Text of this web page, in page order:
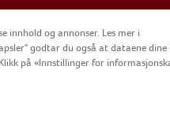
innhold og annonser. Les mer i
godtar du også at dataene dine
på «Innstillinger for